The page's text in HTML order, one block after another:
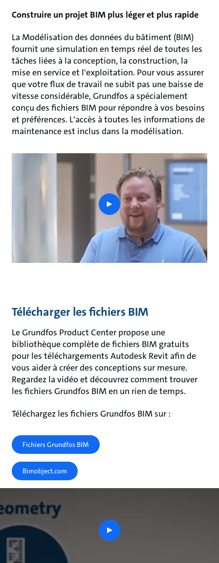
Construire un projet BIM plus léger et plus rapide
La Modélisation des données du bâtiment (BIM)
fournit une simulation en temps réel de toutes les
tâches liées à la conception, la construction, la
mise en service et l'exploitation. Pour vous assurer
que votre flux de travail ne subit pas une baisse de
vitesse considérable, Grundfos a spécialement
conçu des fichiers BIM pour répondre à vos besoins
et préférences. L'accès à toutes les informations de
maintenance est inclus dans la modélisation.
play
button
Télécharger les fichiers BIM
Le Grundfos Product Center propose une
bibliothèque complète de fichiers BIM gratuits
pour les téléchargements Autodesk Revit afin de
vous aider à créer des conceptions sur mesure.
Regardez la vidéo et découvrez comment trouver
les fichiers Grundfos BIM en un rien de temps.
Téléchargez les fichiers Grundfos BIM sur :
Fichiers Grundfos BIM
Bimobject.com
play
button